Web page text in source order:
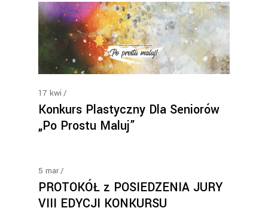
17 kwi
Konkurs Plastyczny Dla Seniorów
„Po Prostu Maluj”
5 mar
PROTOKÓŁ z POSIEDZENIA JURY
VIII EDYCJI KONKURSU